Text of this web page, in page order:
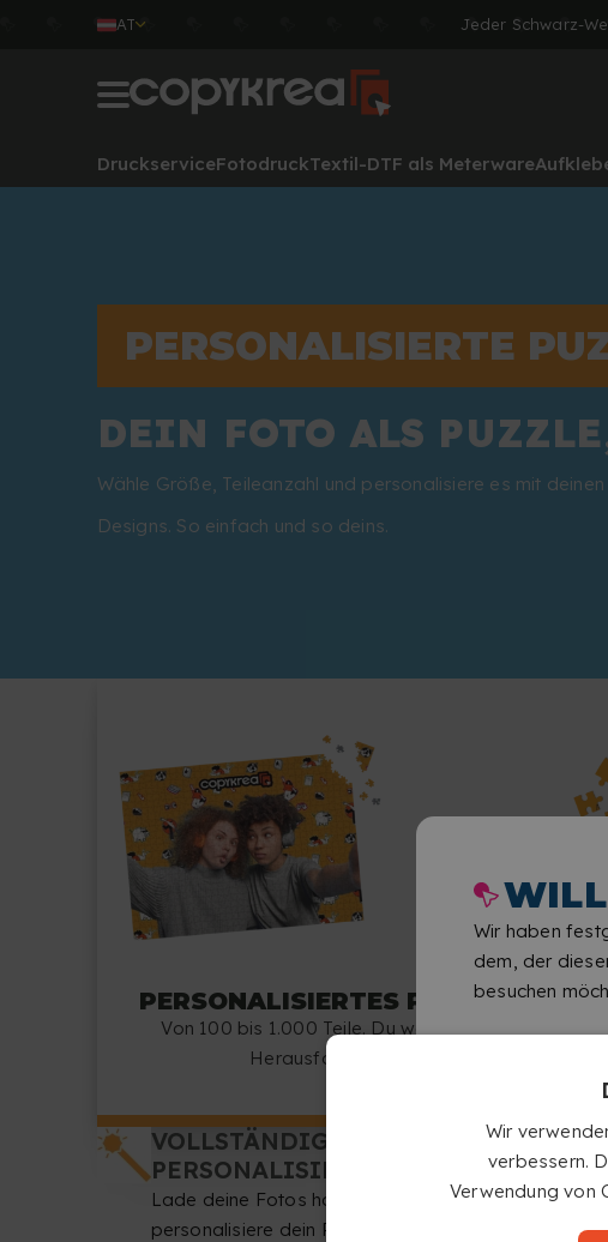
Wir haben
dem, der
besuchen
AT Jeder Schwarz-
DruckserviceFotodruckTextil-DTF als Meterware
PERSONALISIERTE
DEIN FOTO ALS
Wähle Größe, Teileanzahl und personalisiere es mit
Designs. So einfach und so deins.
PERSONALISIERTES PUZZLE
Von 100 bis 1.000 Teile. Du wählst die
Herausforderung
VOLLSTÄNDIGE
PERSONALISIERUNG
Lade deine Fotos hoch und
personalisiere dein Puzzle mit
Wir
verbessern.
Verwendung von